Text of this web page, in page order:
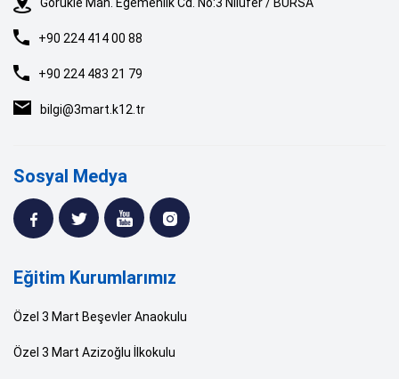
+90 224 414 00 88
+90 224 483 21 79
bilgi@3mart.k12.tr
Sosyal Medya
Eğitim Kurumlarımız
Özel 3 Mart Beşevler Anaokulu
Özel 3 Mart Azizoğlu İlkokulu